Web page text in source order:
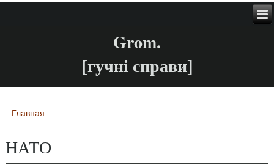
Grom.
[гучні справи]
Вы здесь
Главная
НАТО